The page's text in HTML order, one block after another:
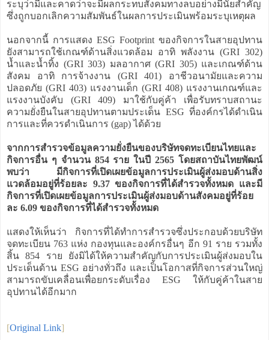
ระบุว่ามีและคาดว่าจะมีผลกระทบสังคมทางลบอย่างมีนัยสำคัญ
ซึ่งถูกบอกเลิกความสัมพันธ์ในผลการประเมินพร้อมระบุเหตุผล
นอกจากนี้ การแสดง ESG Footprint ของกิจการในสายอุปทาน
ยังสามารถใช้เกณฑ์ด้านสิ่งแวดล้อม อาทิ พลังงาน (GRI 302)
น้ำและน้ำทิ้ง (GRI 303) มลอากาศ (GRI 305) และเกณฑ์ด้าน
สังคม อาทิ การจ้างงาน (GRI 401) อาชีวอนามัยและความ
ปลอดภัย (GRI 403) แรงงานเด็ก (GRI 408) แรงงานเกณฑ์และ
แรงงานบังคับ (GRI 409) มาใช้กับคู่ค้า เพื่อรับทราบสถานะ
ความยั่งยืนในสายอุปทานตามประเด็น ESG ที่องค์กรได้ดำเนิน
การและที่ควรดำเนินการ (gap) ได้ด้วย
จากการสำรวจข้อมูลความยั่งยืนของบริษัทจดทะเบียนไทยและ
กิจการอื่น ๆ จำนวน 854 ราย ในปี 2565 โดยสถาบันไทยพัฒน์
พบว่า มีกิจการที่เปิดเผยข้อมูลการประเมินผู้ส่งมอบด้านสิ่ง
แวดล้อมอยู่ที่ร้อยละ 9.37 ของกิจการที่ได้สำรวจทั้งหมด และมี
กิจการที่เปิดเผยข้อมูลการประเมินผู้ส่งมอบด้านสังคมอยู่ที่ร้อย
ละ 6.09 ของกิจการที่ได้สำรวจทั้งหมด
แสดงให้เห็นว่า กิจการที่ได้ทำการสำรวจซึ่งประกอบด้วยบริษัท
จดทะเบียน 763 แห่ง กองทุนและองค์กรอื่นๆ อีก 91 ราย รวมทั้ง
สิ้น 854 ราย ยังมิได้ให้ความสำคัญกับการประเมินผู้ส่งมอบใน
ประเด็นด้าน ESG อย่างทั่วถึง และเป็นโอกาสที่กิจการส่วนใหญ่
สามารถขับเคลื่อนเพื่อยกระดับเรื่อง ESG ให้กับคู่ค้าในสาย
อุปทานได้อีกมาก
[Original Link]